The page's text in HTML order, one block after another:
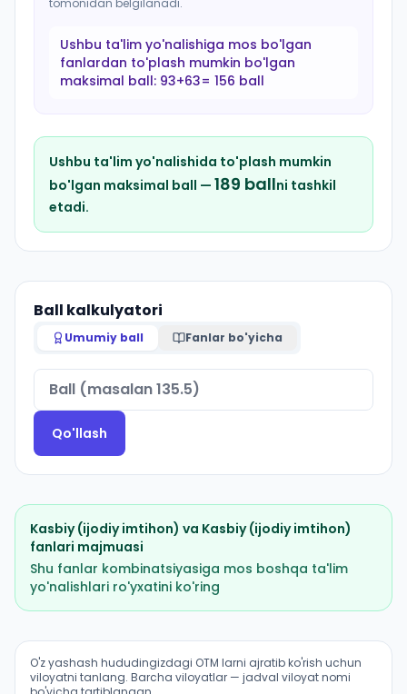
tomonidan belgilanadi.
Ushbu ta'lim yo'nalishiga mos bo'lgan
fanlardan to'plash mumkin bo'lgan
maksimal ball: 93+63= 156 ball
Ushbu ta'lim yo'nalishida to'plash mumkin
bo'lgan maksimal ball — 189 ballni tashkil
etadi.
Ball kalkulyatori
Umumiy ball Fanlar bo'yicha
Qo'llash
Kasbiy (ijodiy imtihon) va Kasbiy (ijodiy imtihon)
fanlari majmuasi
Shu fanlar kombinatsiyasiga mos boshqa ta'lim
yo'nalishlari ro'yxatini ko'ring
Sport faoliyati: biatlon: OTM lar bo'yicha kirish
O'z yashash hududingizdagi OTM larni ajratib ko'rish uchun
viloyatni tanlang. Barcha viloyatlar — jadval viloyat nomi